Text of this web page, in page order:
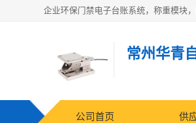
常州华青
公司首页 供